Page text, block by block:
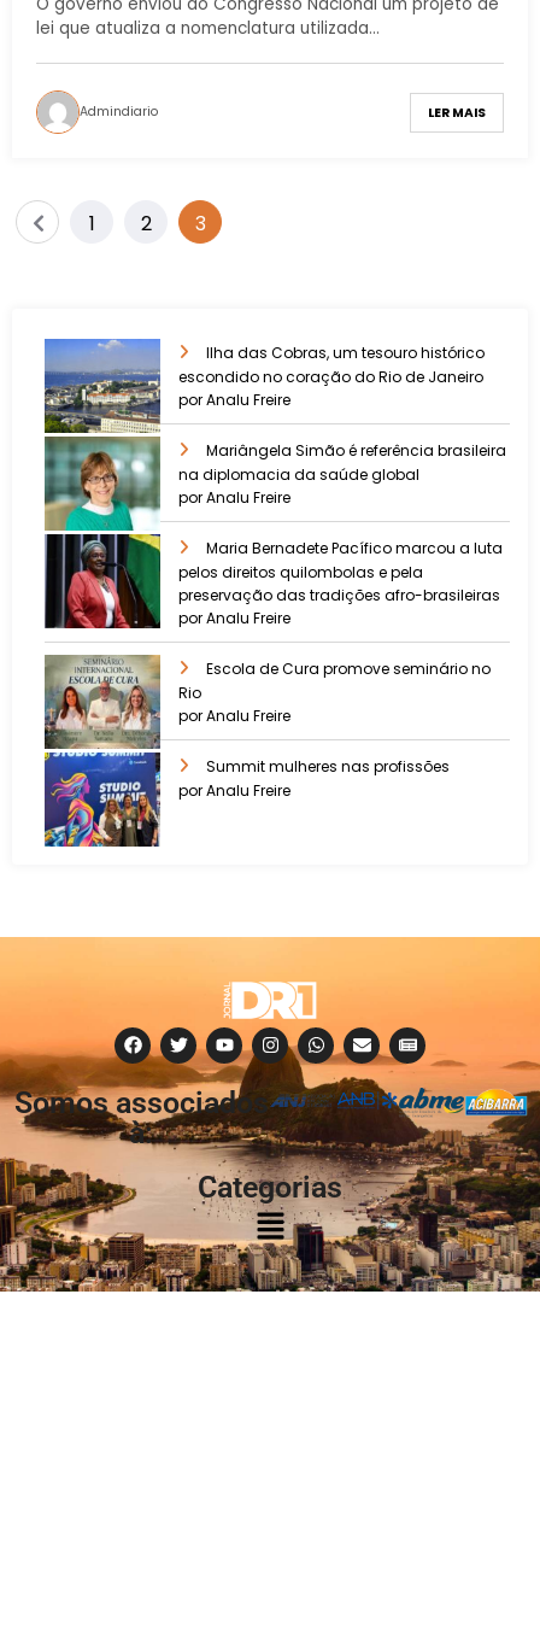
lei que atualiza a nomenclatura utilizada…
Admindiario LER MAIS
1 2 3
Ilha das Cobras, um tesouro histórico
escondido no coração do Rio de Janeiro
por Analu Freire
Mariângela Simão é referência brasileira
na diplomacia da saúde global
por Analu Freire
Maria Bernadete Pacífico marcou a luta
pelos direitos quilombolas e pela
preservação das tradições afro-brasileiras
por Analu Freire
Escola de Cura promove seminário no
Rio
por Analu Freire
Summit mulheres nas profissões
por Analu Freire
Somos associados
à:
Categorias